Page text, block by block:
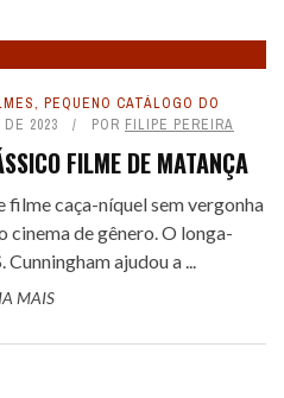
, PEQUENO CATÁLOGO DO
2023 POR FILIPE PEREIRA
FILME DE MATANÇA
filme caça-níquel sem vergonha
cinema de gênero. O longa-
Cunningham ajudou a ...
MAIS